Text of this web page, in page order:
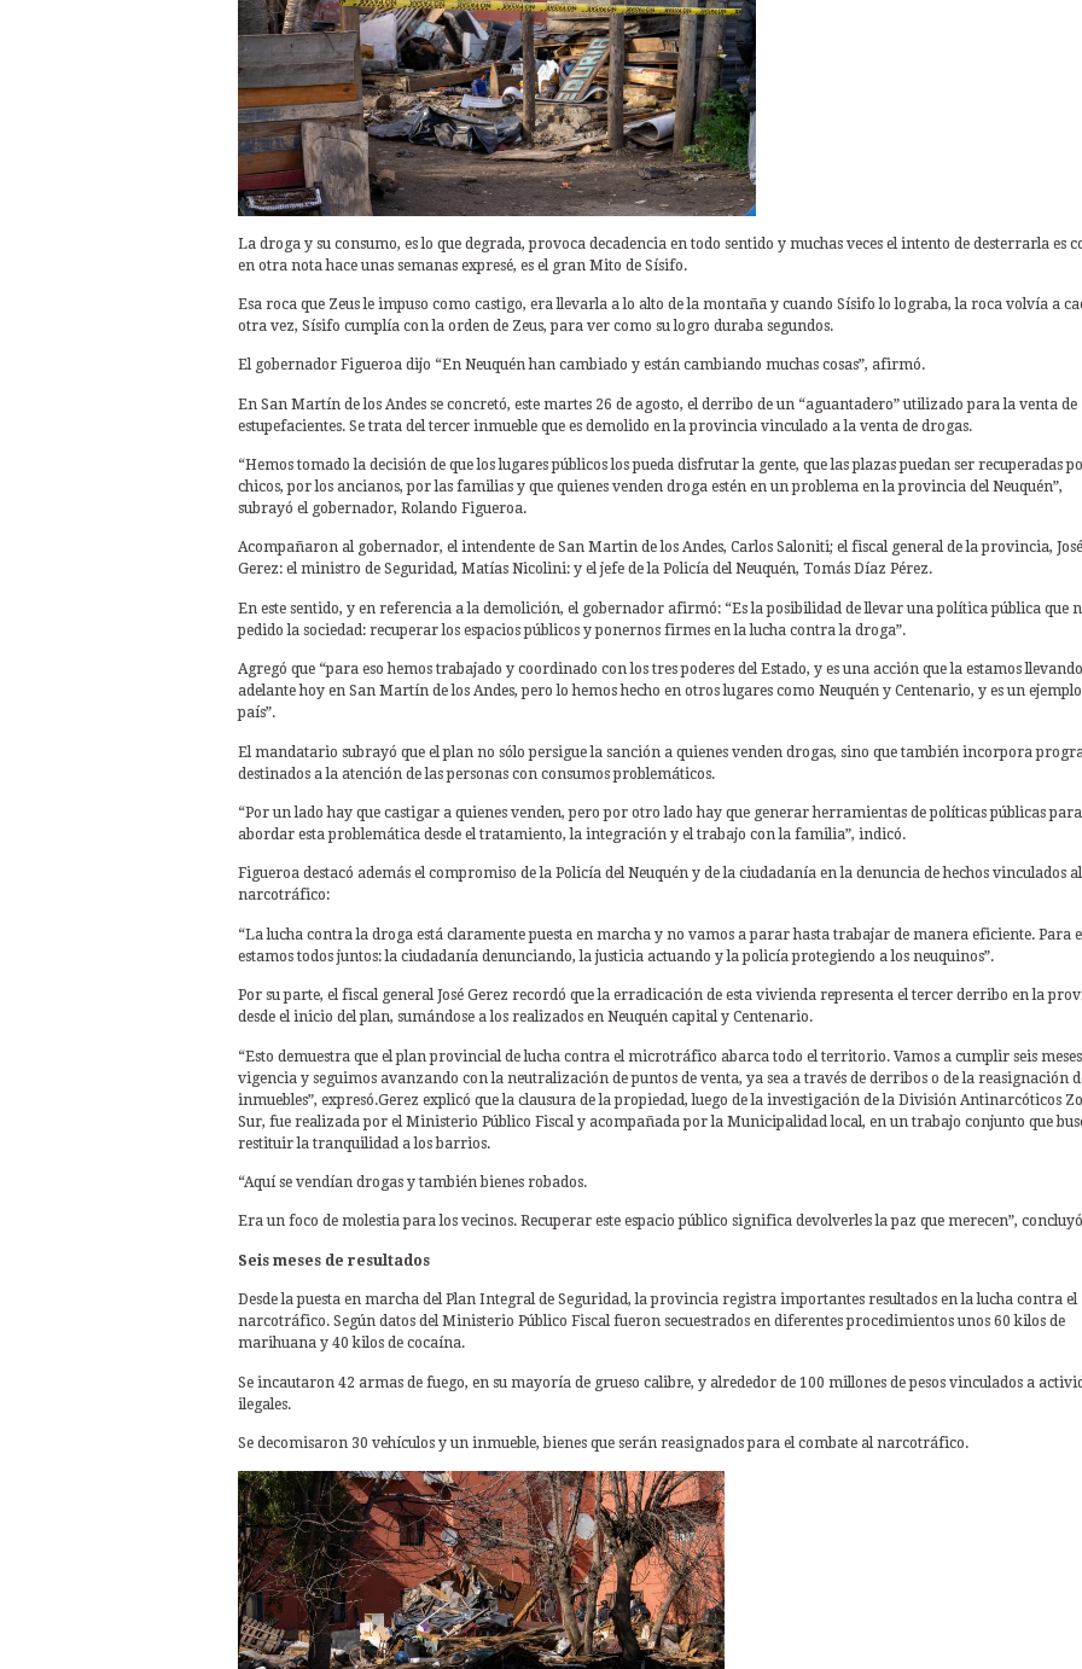
La droga y su consumo, es lo que degrada, provoca decadencia en todo sentido y muchas veces el intento de desterrarla es
en otra nota hace unas semanas expresé, es el gran Mito de Sísifo.
Esa roca que Zeus le impuso como castigo, era llevarla a lo alto de la montaña y cuando Sísifo lo lograba, la roca volvía a
otra vez, Sísifo cumplía con la orden de Zeus, para ver como su logro duraba segundos.
El gobernador Figueroa dijo “En Neuquén han cambiado y están cambiando muchas cosas”, afirmó.
En San Martín de los Andes se concretó, este martes 26 de agosto, el derribo de un “aguantadero” utilizado para la venta de
estupefacientes. Se trata del tercer inmueble que es demolido en la provincia vinculado a la venta de drogas.
“Hemos tomado la decisión de que los lugares públicos los pueda disfrutar la gente, que las plazas puedan ser recuperadas
chicos, por los ancianos, por las familias y que quienes venden droga estén en un problema en la provincia del Neuquén”,
subrayó el gobernador, Rolando Figueroa.
Acompañaron al gobernador, el intendente de San Martin de los Andes, Carlos Saloniti; el fiscal general de la provincia, José
Gerez: el ministro de Seguridad, Matías Nicolini: y el jefe de la Policía del Neuquén, Tomás Díaz Pérez.
En este sentido, y en referencia a la demolición, el gobernador afirmó: “Es la posibilidad de llevar una política pública que
pedido la sociedad: recuperar los espacios públicos y ponernos firmes en la lucha contra la droga”.
Agregó que “para eso hemos trabajado y coordinado con los tres poderes del Estado, y es una acción que la estamos llevando
adelante hoy en San Martín de los Andes, pero lo hemos hecho en otros lugares como Neuquén y Centenario, y es un
país”.
El mandatario subrayó que el plan no sólo persigue la sanción a quienes venden drogas, sino que también incorpora
destinados a la atención de las personas con consumos problemáticos.
“Por un lado hay que castigar a quienes venden, pero por otro lado hay que generar herramientas de políticas públicas para
abordar esta problemática desde el tratamiento, la integración y el trabajo con la familia”, indicó.
Figueroa destacó además el compromiso de la Policía del Neuquén y de la ciudadanía en la denuncia de hechos vinculados al
narcotráfico:
“La lucha contra la droga está claramente puesta en marcha y no vamos a parar hasta trabajar de manera eficiente. Para
estamos todos juntos: la ciudadanía denunciando, la justicia actuando y la policía protegiendo a los neuquinos”.
Por su parte, el fiscal general José Gerez recordó que la erradicación de esta vivienda representa el tercer derribo en la
desde el inicio del plan, sumándose a los realizados en Neuquén capital y Centenario.
“Esto demuestra que el plan provincial de lucha contra el microtráfico abarca todo el territorio. Vamos a cumplir seis
vigencia y seguimos avanzando con la neutralización de puntos de venta, ya sea a través de derribos o de la reasignación
inmuebles”, expresó.Gerez explicó que la clausura de la propiedad, luego de la investigación de la División Antinarcóticos
Sur, fue realizada por el Ministerio Público Fiscal y acompañada por la Municipalidad local, en un trabajo conjunto que
restituir la tranquilidad a los barrios.
“Aquí se vendían drogas y también bienes robados.
Era un foco de molestia para los vecinos. Recuperar este espacio público significa devolverles la paz que merecen”,
Seis meses de resultados
Desde la puesta en marcha del Plan Integral de Seguridad, la provincia registra importantes resultados en la lucha contra el
narcotráfico. Según datos del Ministerio Público Fiscal fueron secuestrados en diferentes procedimientos unos 60 kilos de
marihuana y 40 kilos de cocaína.
Se incautaron 42 armas de fuego, en su mayoría de grueso calibre, y alrededor de 100 millones de pesos vinculados a
ilegales.
Se decomisaron 30 vehículos y un inmueble, bienes que serán reasignados para el combate al narcotráfico.